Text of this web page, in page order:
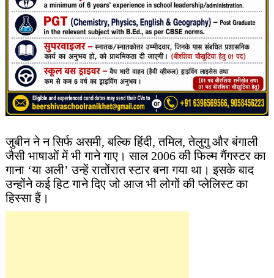
जुबीन ने न सिर्फ असमी, बल्कि हिंदी, तमिल, तेलुगु और बंगाली
जैसी भाषाओं में भी गाने गाए। साल 2006 की फिल्म गैंगस्टर का
गाना ‘या अली’ उन्हें रातोंरात स्टार बना गया था। इसके बाद
उन्होंने कई हिट गाने दिए जो आज भी लोगों की प्लेलिस्ट का
हिस्सा हैं।